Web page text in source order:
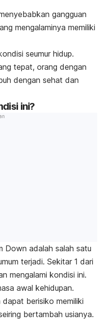
gangguan
mengalaminya memiliki
seumur hidup.
tepat, orang dengan
dengan sehat dan
ini?
Down adalah salah satu
terjadi. Sekitar 1 dari
mengalami kondisi ini.
awal kehidupan.
berisiko memiliki
bertambah usianya.